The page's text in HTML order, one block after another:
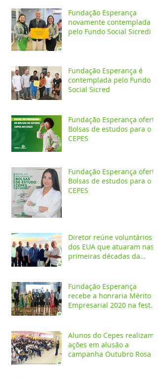
Fundação Esperança
novamente contemplada
pelo Fundo Social Sicredi
Fundação Esperança é
contemplada pelo Fundo
Social Sicred
Fundação Esperança oferta
Bolsas de estudos para o
CEPES
Fundação Esperança oferta
Bolsas de estudos para o
CEPES
Diretor reúne voluntários
dos EUA que atuaram nas
primeiras décadas da
Fundação Esperança
recebe a honraria Mérito
Empresarial 2020 na festa
Alunos do Cepes realizam
ações em alusão a
campanha Outubro Rosa